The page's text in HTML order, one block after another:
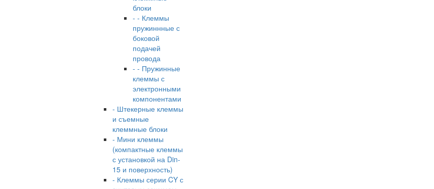
блоки
- - Клеммы
пружиннные с
боковой
подачей
провода
- - Пружинные
клеммы с
электронными
компонентами
- Штекерные клеммы
и съемные
клеммные блоки
- Мини клеммы
(компактные клеммы
с установкой на Din-
15 и поверхность)
- Клеммы серии CY с